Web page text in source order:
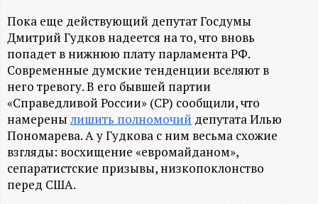
Д
А
Н
-
и
н
Пока еще действующий депутат Госдумы
Дмитрий Гудков надеется на то, что вновь
попадет в нижнюю плату парламента РФ.
Современные думские тенденции вселяют в
него тревогу. В его бывшей партии
«Справедливой России» (СР) сообщили, что
намерены лишить полномочий депутата Илью
Пономарева. А у Гудкова с ним весьма схожие
взгляды: восхищение «евромайданом»,
сепаратистские призывы, низкопоклонство
перед США.